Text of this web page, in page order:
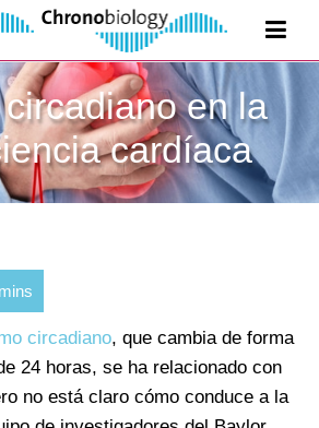
en la
cardíaca
circadiano, que cambia de forma
24 horas, se ha relacionado con
no está claro cómo conduce a la